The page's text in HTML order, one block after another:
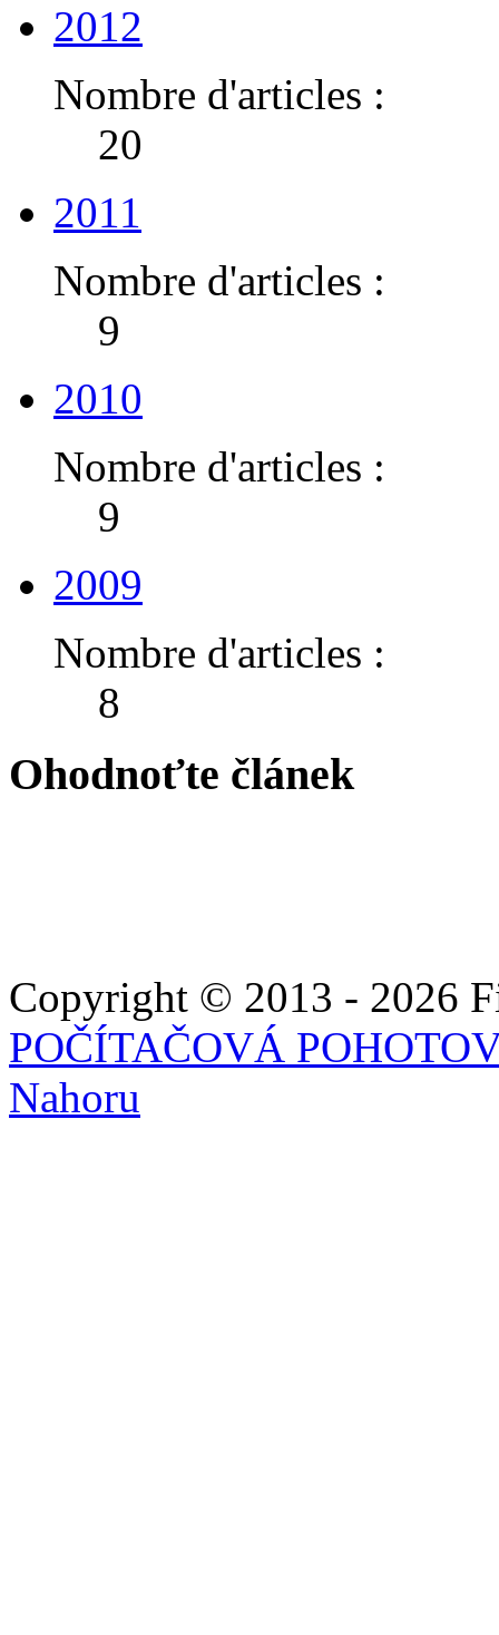
2012
Nombre d'articles :
20
2011
Nombre d'articles :
9
2010
Nombre d'articles :
9
2009
Nombre d'articles :
8
Ohodnoťte článek
Copyright © 2013 - 2026
POČÍTAČOVÁ
Nahoru